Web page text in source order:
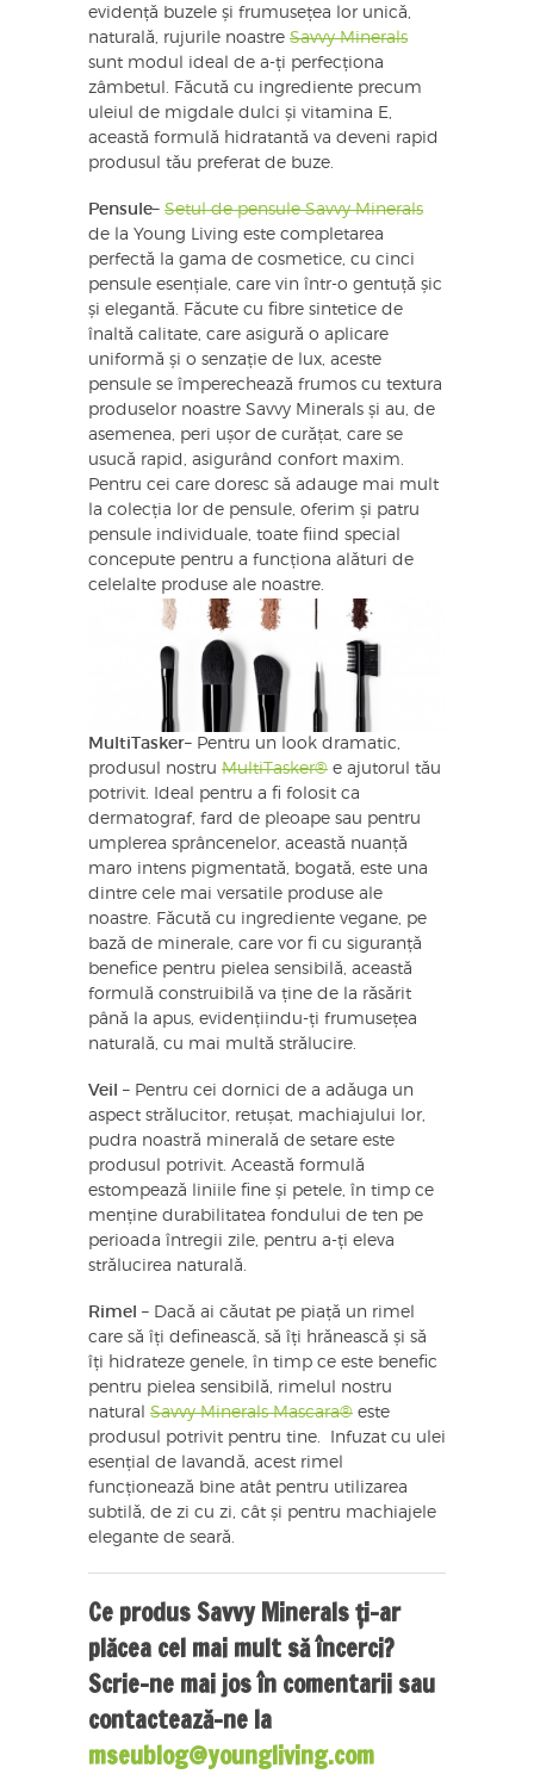
evidență buzele și frumusețea lor unică,
naturală, rujurile noastre Savvy Minerals
sunt modul ideal de a-ți perfecționa
zâmbetul. Făcută cu ingrediente precum
uleiul de migdale dulci și vitamina E,
această formulă hidratantă va deveni rapid
produsul tău preferat de buze.
Pensule– Setul de pensule Savvy Minerals
de la Young Living este completarea
perfectă la gama de cosmetice, cu cinci
pensule esențiale, care vin într-o gentuță șic
și elegantă. Făcute cu fibre sintetice de
înaltă calitate, care asigură o aplicare
uniformă și o senzație de lux, aceste
pensule se împerechează frumos cu textura
produselor noastre Savvy Minerals și au, de
asemenea, peri ușor de curățat, care se
usucă rapid, asigurând confort maxim.
Pentru cei care doresc să adauge mai mult
la colecția lor de pensule, oferim și patru
pensule individuale, toate fiind special
concepute pentru a funcționa alături de
celelalte produse ale noastre.
MultiTasker– Pentru un look dramatic,
produsul nostru MultiTasker® e ajutorul tău
potrivit. Ideal pentru a fi folosit ca
dermatograf, fard de pleoape sau pentru
umplerea sprâncenelor, această nuanță
maro intens pigmentată, bogată, este una
dintre cele mai versatile produse ale
noastre. Făcută cu ingrediente vegane, pe
bază de minerale, care vor fi cu siguranță
benefice pentru pielea sensibilă, această
formulă construibilă va ține de la răsărit
până la apus, evidențiindu-ți frumusețea
naturală, cu mai multă strălucire.
Veil – Pentru cei dornici de a adăuga un
aspect strălucitor, retușat, machiajului lor,
pudra noastră minerală de setare este
produsul potrivit. Această formulă
estompează liniile fine și petele, în timp ce
menține durabilitatea fondului de ten pe
perioada întregii zile, pentru a-ți eleva
strălucirea naturală.
Rimel – Dacă ai căutat pe piață un rimel
care să îți definească, să îți hrănească și să
îți hidrateze genele, în timp ce este benefic
pentru pielea sensibilă, rimelul nostru
natural Savvy Minerals Mascara® este
produsul potrivit pentru tine. ​ Infuzat cu ulei
esențial de lavandă, acest rimel
funcționează bine atât pentru utilizarea
subtilă, de zi cu zi, cât și pentru machiajele
elegante de seară.
Ce produs Savvy Minerals ți-ar
plăcea cel mai mult să încerci?
Scrie-ne mai jos în comentarii sau
contactează-ne la
mseublog@youngliving.com